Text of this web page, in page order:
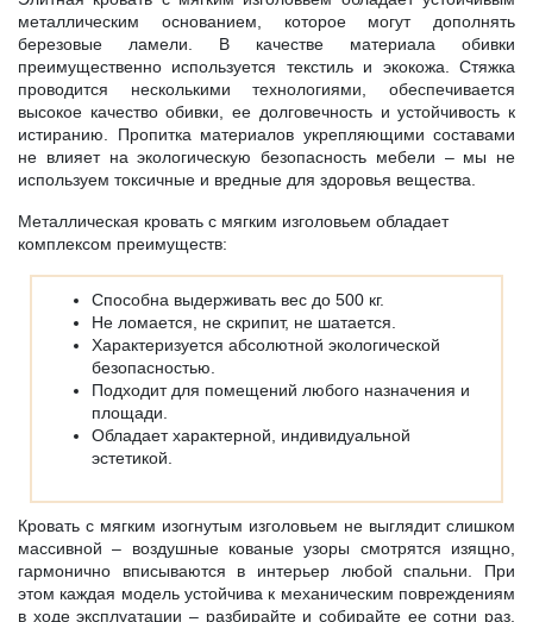
металлическим основанием, которое могут дополнять
березовые ламели. В качестве материала обивки
преимущественно используется текстиль и экокожа. Стяжка
проводится несколькими технологиями, обеспечивается
высокое качество обивки, ее долговечность и устойчивость к
истиранию. Пропитка материалов укрепляющими составами
не влияет на экологическую безопасность мебели – мы не
используем токсичные и вредные для здоровья вещества.
Металлическая кровать с мягким изголовьем обладает
комплексом преимуществ:
Способна выдерживать вес до 500 кг.
Не ломается, не скрипит, не шатается.
Характеризуется абсолютной экологической
безопасностью.
Подходит для помещений любого назначения и
площади.
Обладает характерной, индивидуальной
эстетикой.
Кровать с мягким изогнутым изголовьем не выглядит слишком
массивной – воздушные кованые узоры смотрятся изящно,
гармонично вписываются в интерьер любой спальни. При
этом каждая модель устойчива к механическим повреждениям
в ходе эксплуатации – разбирайте и собирайте ее сотни раз,